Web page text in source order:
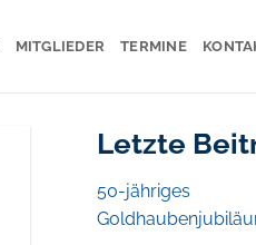
MITGLIEDER TERMINE
Letzte
50-jähriges